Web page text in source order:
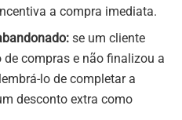
a compra imediata.
se um cliente
compras e não finalizou a
lo de completar a
desconto extra como